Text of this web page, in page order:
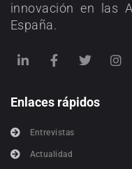
innovación en las
España.
Enlaces rápidos
Entrevistas
Actualidad